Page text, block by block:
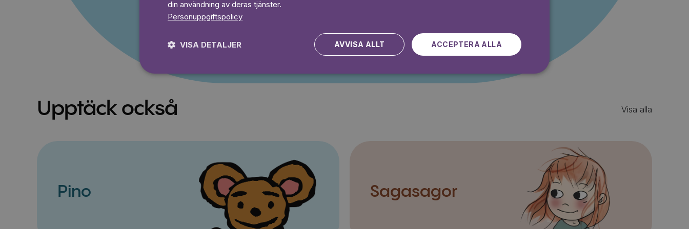
Kampanjen gäller nya kunder fram till och med 2026-08-24
Upptäck också Visa alla
Pino Sagasagor
din användning av deras tjänster.
Personuppgiftspolicy
ACCEPTERA ALLA
AVVISA ALLT
VISA DETALJER